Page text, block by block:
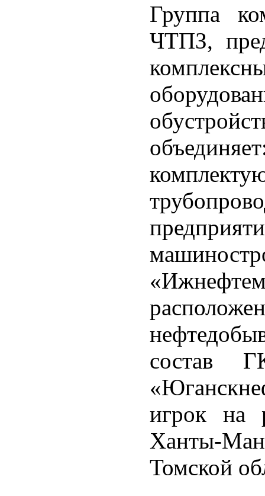
Группа
ЧТПЗ,
состав
игрок на
Ханты-
Томской